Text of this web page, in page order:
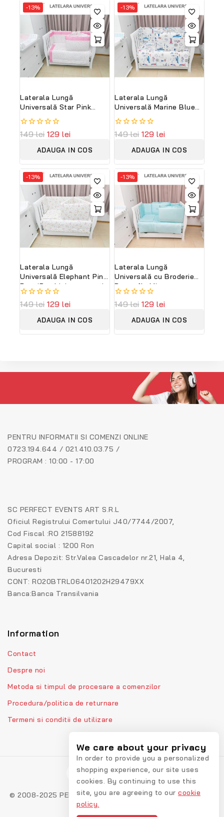
-13%
Laterala Lungă
Universală Star Pink
PeppiBambini – protecție
moale și elegantă pentru
pătuțul bebelușului tău
0
149lei 129 lei
ADAUGA IN COS
-13%
Laterala Lungă
Universală Marine Blue
PeppiBambini –
siguranță, confort și
design marin pentru
0
149lei 129 lei
ADAUGA IN COS
-13%
Laterala Lungă
Universală Elephant Pink
PeppiBambini – protecție
moale și sigură pentru
pătuțul fetiței tale
0
149lei 129 lei
ADAUGA IN COS
-13%
Laterala Lungă
Universală cu Broderie
Butterfly Mint
PeppiBambini – protecție
elegantă și siguranță
bebelușul tău
0
149lei 129 lei
ADAUGA IN COS
PENTRU INFORMATII SI COMENZI ONLINE
0723.194.644 / 021.410.03.75 /
PROGRAM : 10:00 - 17:00
SC PERFECT EVENTS ART S.R.L
Oficiul Registrului Comertului J40/7744/2007,
Cod Fiscal :RO 21588192
Capital social : 1200 Ron
Adresa Depozit: Str.Valea Cascadelor nr.21, Hala 4,
Bucuresti
CONT: RO20BTRL06401202H29479XX
Banca:Banca Transilvania
Information
Contact
Despre noi
Metoda si timpul de procesare a comenzilor
Procedura/politica de returnare
Termeni si conditii de utilizare
© 2008-2025 PEPPIbambini - Lenjerii personalizate pentru
bebelusi Calitate Italia
We care about your privacy
In order to provide you a personalized
shopping experience, our site uses
cookies. By continuing to use this
site, you are agreeing to our cookie
policy.